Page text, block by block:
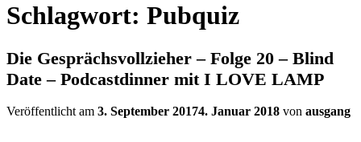
Schlagwort: Pubquiz
Die Gesprächsvollzieher – Folge 20 – Blind
Date – Podcastdinner mit I LOVE LAMP
Veröffentlicht am 3. September 20174. Januar 2018 von ausgang